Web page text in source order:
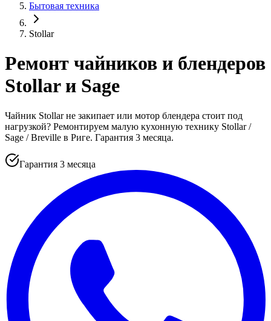
Бытовая техника
Stollar
Ремонт чайников и блендеров
Stollar и Sage
Чайник Stollar не закипает или мотор блендера стоит под
нагрузкой? Ремонтируем малую кухонную технику Stollar /
Sage / Breville в Риге. Гарантия 3 месяца.
Гарантия 3 месяца